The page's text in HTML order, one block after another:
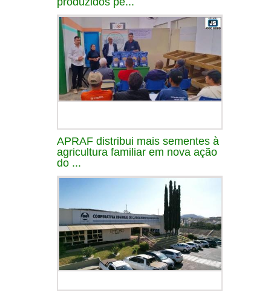
APRAF distribui mais sementes à
agricultura familiar em nova ação
do ...